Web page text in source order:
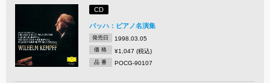
CD
バッハ：ピアノ名演集
発売日 1998.03.05
価 格 ¥1,047 (税込)
品 番 POCG-90107